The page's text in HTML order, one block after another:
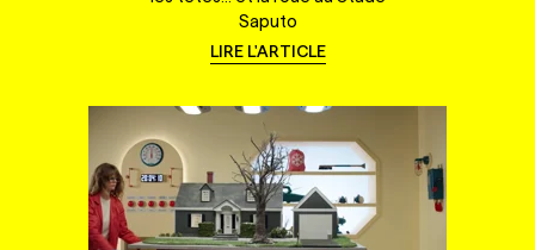
Saputo
LIRE L'ARTICLE